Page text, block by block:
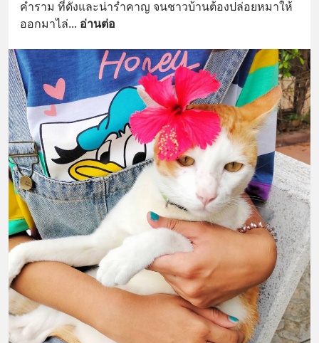
คำราม ที่ดังและน่ารำคาญ จนชาวบ้านต้องปล่อยหมาให้
ออกมาไล่... อ่านต่อ